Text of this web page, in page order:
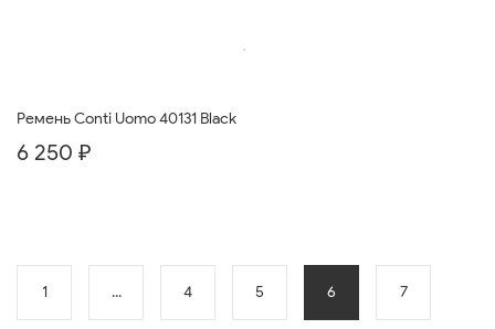
Ремень Conti Uomo 40131 Black
6 250 ₽
1 ... 4 5 6 7